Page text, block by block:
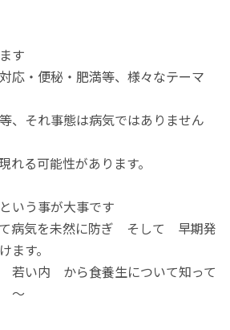
す
応・便秘・肥満等、様々なテーマ
、それ事態は病気ではありません
れる可能性があります。
いう事が大事です
て病気を未然に防ぎ そして 早期発
ます。
い内 から食養生について知って
～